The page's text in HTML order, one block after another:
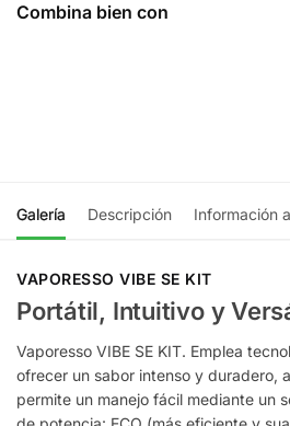
Combina bien con
Galería Descripción Información
VAPORESSO VIBE SE KIT
Portátil, Intuitivo y
Vaporesso VIBE SE KIT. Emplea
ofrecer un sabor intenso y duradero,
permite un manejo fácil mediante un